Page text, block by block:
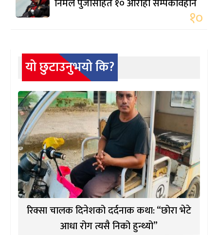
निर्मल पुर्जासहित १० आरोही सम्पर्कविहीन
१०
यो छुटाउनुभयो कि?
रिक्सा चालक दिनेशको दर्दनाक कथा: “छोरा भेटे
आधा रोग त्यसै निको हुन्थ्यो”